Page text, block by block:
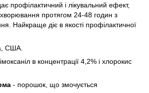
профілактичний і лікувальний ефект,
протягом 24-48 годин з
Найкраще діє в якості профілактичної
США.
в концентрації 4,2% і хлорокис
- порошок, що змочується